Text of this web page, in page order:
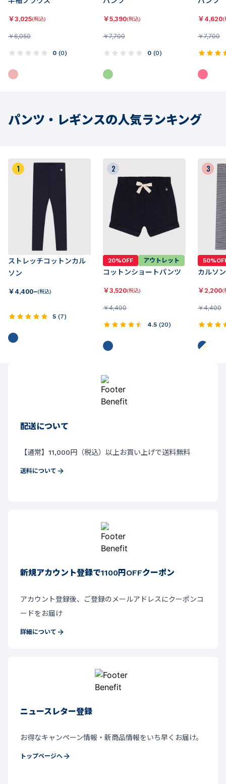
￥3,025(税込)
￥6,050
0 (0)
￥5,390(税込)
￥7,700
0 (0)
￥ 4,620(
￥7,700
パンツ・レギンスの人気ランキング
1
ストレッチコットンカル
ソン
￥ 4,400~(税込)
5 (7)
2
20%OFF アウトレット
コットンショートパンツ
￥3,520(税込)
￥4,400
4.5 (20)
3
カルソン
￥2,200(
￥4,400
配送について
【通常】11,000円（税込）以上お買い上げで送料無料
送料について
新規アカウント登録で1100円OFFクーポン
アカウント登録後、ご登録のメールアドレスにクーポンコ
ードをお届け
詳細について
ニュースレター登録
お得なキャンペーン情報・新商品情報をいち早くお届け。
トップページへ